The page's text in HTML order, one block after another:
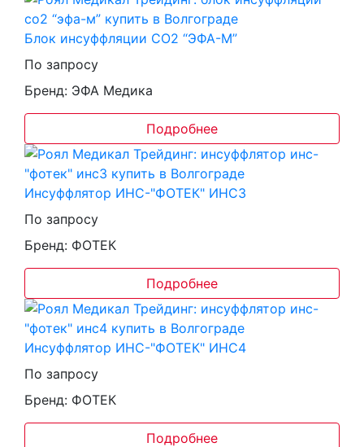
Блок инсуффляции СО2 “ЭФА-М”
По запросу
Бренд: ЭФА Медика
Подробнее
Инсуффлятор ИНС-"ФОТЕК" ИНС3
По запросу
Бренд: ФОТЕК
Подробнее
Инсуффлятор ИНС-"ФОТЕК" ИНС4
По запросу
Бренд: ФОТЕК
Подробнее